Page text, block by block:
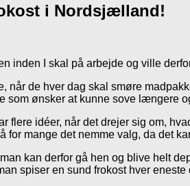
i Nordsjælland!
inden I skal på arbejde og ville
når de hver dag skal smøre
som ønsker at kunne sove længere
flere idéer, når det drejer sig om,
for mange det nemme valg, da det
kan derfor gå hen og blive helt
spiser en sund frokost hver